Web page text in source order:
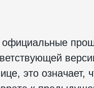
официальные
это означает,